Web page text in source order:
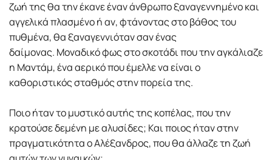
ζωή της θα την έκανε έναν άνθρωπο ξαναγεννημένο και
αγγελικά πλασμένο ή αν, φτάνοντας στο βάθος του
πυθμένα, θα ξαναγεννιόταν σαν ένας
δαίμονας. Μοναδικό φως στο σκοτάδι που την αγκάλιαζε
η Μαντάμ, ένα αερικό που έμελλε να είναι ο
καθοριστικός σταθμός στην πορεία της.
Ποιο ήταν το μυστικό αυτής της κοπέλας, που την
κρατούσε δεμένη με αλυσίδες; Και ποιος ήταν στην
πραγματικότητα ο Αλέξανδρος, που θα άλλαζε τη ζωή